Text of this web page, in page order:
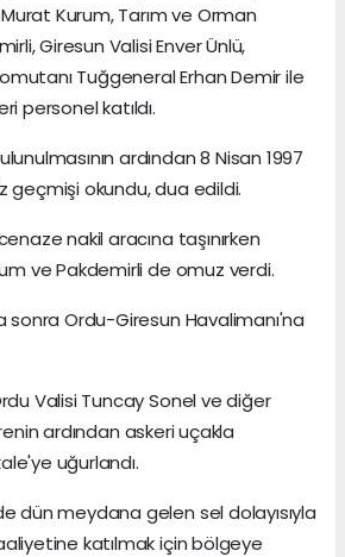
Kurum, Tarım ve Orman
Giresun Valisi Enver Ünlü,
Tuğgeneral Erhan Demir ile
personel katıldı.
ardından 8 Nisan 1997
geçmişi okundu, dua edildi.
nakil aracına taşınırken
ve Pakdemirli de omuz verdi.
sonra Ordu-Giresun Havalimanı'na
Valisi Tuncay Sonel ve diğer
ardından askeri uçakla
uğurlandı.
dün meydana gelen sel dolayısıyla
katılmak için bölgeye